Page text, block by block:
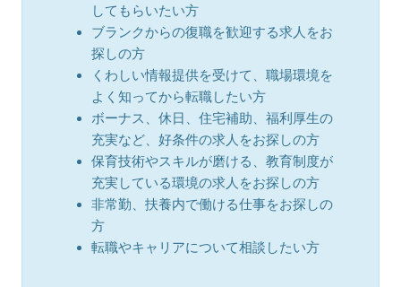
してもらいたい方
ブランクからの復職を歓迎する求人をお
探しの方
くわしい情報提供を受けて、職場環境を
よく知ってから転職したい方
ボーナス、休日、住宅補助、福利厚生の
充実など、好条件の求人をお探しの方
保育技術やスキルが磨ける、教育制度が
充実している環境の求人をお探しの方
非常勤、扶養内で働ける仕事をお探しの
方
転職やキャリアについて相談したい方